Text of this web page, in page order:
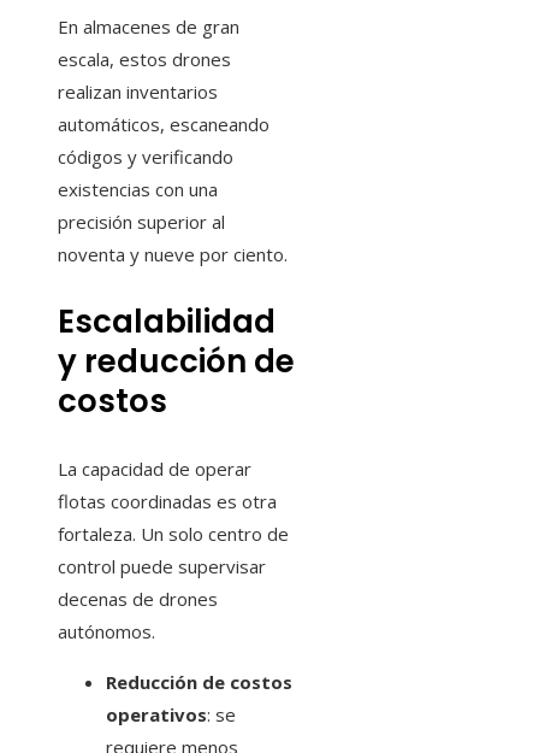
En almacenes de gran
escala, estos drones
realizan inventarios
automáticos, escaneando
códigos y verificando
existencias con una
precisión superior al
noventa y nueve por ciento.
Escalabilidad
y reducción de
costos
La capacidad de operar
flotas coordinadas es otra
fortaleza. Un solo centro de
control puede supervisar
decenas de drones
autónomos.
Reducción de costos
operativos: se
requiere menos